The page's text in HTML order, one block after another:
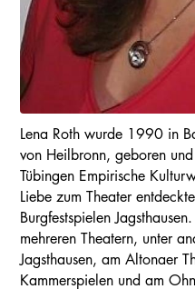
Lena Roth wurde 1990 in
von Heilbronn, geboren
Tübingen Empirische
Liebe zum Theater
Burgfestspielen
mehreren Theatern, unter
Jagsthausen, am Altonaer
Kammerspielen und am